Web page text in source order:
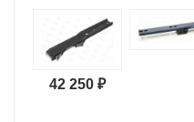
42 250 ₽